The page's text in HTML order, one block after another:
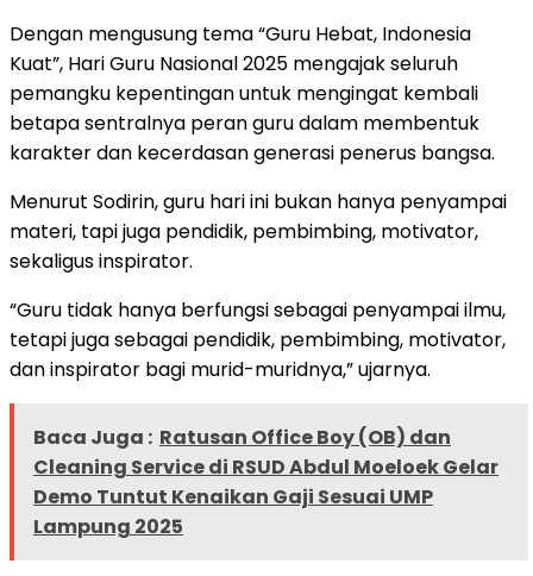
Dengan mengusung tema “Guru Hebat, Indonesia
Kuat”, Hari Guru Nasional 2025 mengajak seluruh
pemangku kepentingan untuk mengingat kembali
betapa sentralnya peran guru dalam membentuk
karakter dan kecerdasan generasi penerus bangsa.
Menurut Sodirin, guru hari ini bukan hanya penyampai
materi, tapi juga pendidik, pembimbing, motivator,
sekaligus inspirator.
“Guru tidak hanya berfungsi sebagai penyampai ilmu,
tetapi juga sebagai pendidik, pembimbing, motivator,
dan inspirator bagi murid-muridnya,” ujarnya.
Baca Juga : Ratusan Office Boy (OB) dan
Cleaning Service di RSUD Abdul Moeloek Gelar
Demo Tuntut Kenaikan Gaji Sesuai UMP
Lampung 2025